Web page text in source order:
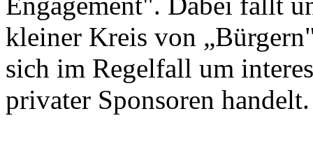
kleiner Kreis von
sich im Regelfall um
privater Sponsoren handelt.